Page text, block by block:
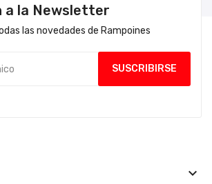
a la Newsletter
las novedades de Rampoines
keyboard_arrow_down